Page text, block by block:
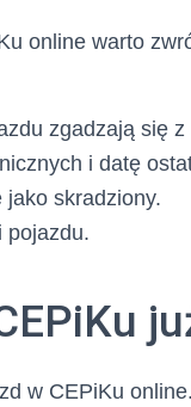
online warto
zgadzają się
i datę
skradziony.
pojazdu.
w CEPiKu